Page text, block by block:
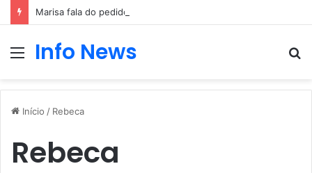
Marisa fala do pedido de casamento de Pedro Jorge
Menu
Info News
Início / Rebeca
Rebeca